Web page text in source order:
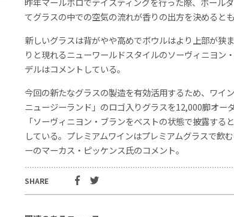
てグラスの中での空気の流れが香りの出方を決めるとも
新しいグラスは背がやや高めでボウルはより上部が狭
りと現れるニューワールドスタイルのソーヴィニヨン
デルはコメントしている。
今回の新たなグラスの製造を有効活用するため、ワイ
ニュージーランド」のロゴ入りグラスを12,000脚オー
「ソーヴィニヨン・ブランをベストの状態で披露する
している。プレミアムワインはプレミアムグラスで飲
ーのマーカス・ピッケンス氏のコメント。
SHARE